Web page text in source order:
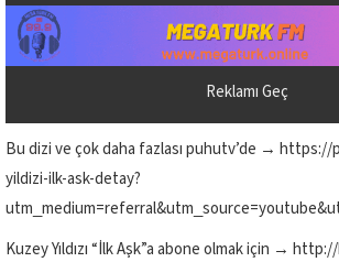
Reklamı Geç
Bu dizi ve çok daha fazlası puhutv’de →
yildizi-ilk-ask-detay?
Kuzey Yıldızı “İlk Aşk”a abone olmak için →